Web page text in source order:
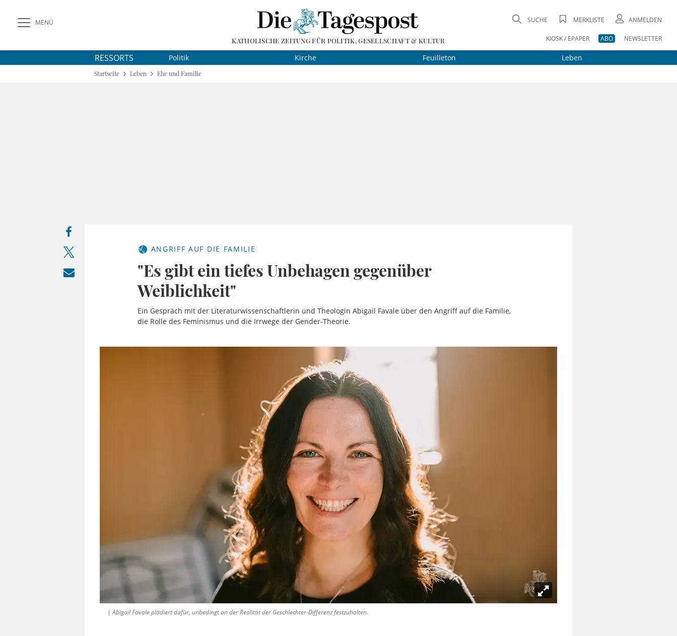
MENÜ
KATHOLISCHE ZEITUNG FÜR POLITIK, GESELLSCHAFT & KULTUR
SUCHE MERKLISTE ANMELDEN
KIOSK / EPAPER ABO NEWSLETTER
RESSORTS Politik Kirche Feuilleton Leben
Startseite Leben Ehe und Familie
ANGRIFF AUF DIE FAMILIE
"Es gibt ein tiefes Unbehagen gegenüber
Weiblichkeit"
Ein Gespräch mit der Literaturwissenschaftlerin und Theologin Abigail Favale über den Angriff auf die Familie,
die Rolle des Feminismus und die Irrwege der Gender-Theorie.
| Abigail Favale plädiert dafür, unbedingt an der Realität der Geschlechter-Differenz festzuhalten.